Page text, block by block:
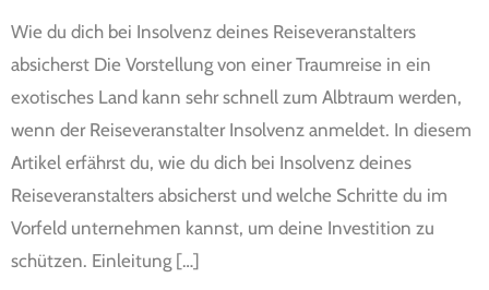
Wie du dich bei Insolvenz deines Reiseveranstalters
absicherst Die Vorstellung von einer Traumreise in ein
exotisches Land kann sehr schnell zum Albtraum werden,
wenn der Reiseveranstalter Insolvenz anmeldet. In diesem
Artikel erfährst du, wie du dich bei Insolvenz deines
Reiseveranstalters absicherst und welche Schritte du im
Vorfeld unternehmen kannst, um deine Investition zu
schützen. Einleitung […]